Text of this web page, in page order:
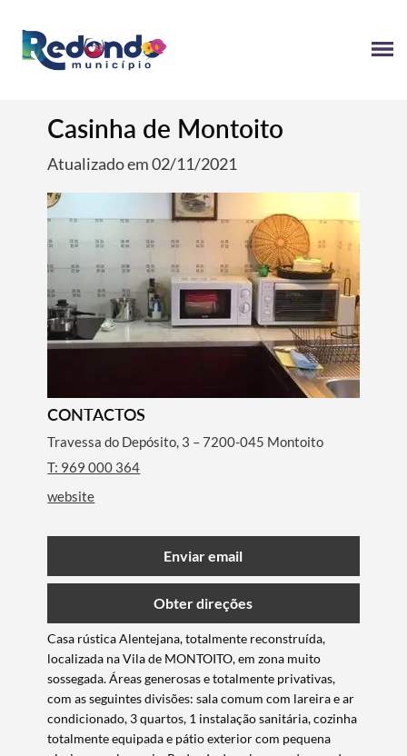
Casinha de Montoito
Atualizado em 02/11/2021
CONTACTOS
Travessa do Depósito, 3 – 7200-045 Montoito
T: 969 000 364
website
Enviar email
Obter direções
​Casa rústica Alentejana, totalmente reconstruída,
localizada na Vila de MONTOITO, em zona muito
sossegada. Áreas generosas e totalmente privativas,
com as seguintes divisões: sala comum com lareira e ar
condicionado, 3 quartos, 1 instalação sanitária, cozinha
totalmente equipada e pátio exterior com pequena